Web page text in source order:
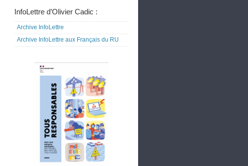
InfoLettre d’Olivier Cadic :
Archive InfoLettre
Archive InfoLettre aux Français du RU